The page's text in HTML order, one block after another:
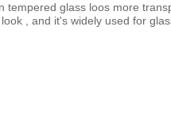
tempered glass loos more
, and it's widely used for